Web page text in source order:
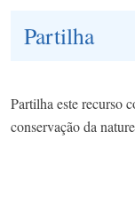
Partilha
Partilha este recurso
conservação da